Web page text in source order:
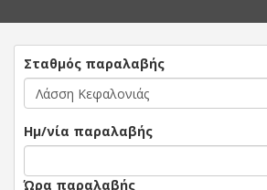
Σταθμός παραλαβής
Ημ/νία παραλαβής
Ώρα παραλαβής